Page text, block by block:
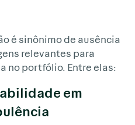
é sinônimo de ausência
relevantes para
no portfólio. Entre elas:
em